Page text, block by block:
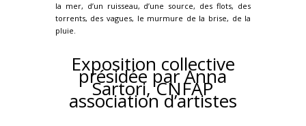
la mer, d’un ruisseau, d’une source, des flots, des
torrents, des vagues, le murmure de la brise, de la
pluie.
Exposition collective
présidée par Anna
Sartori, CNFAP
association d’artistes